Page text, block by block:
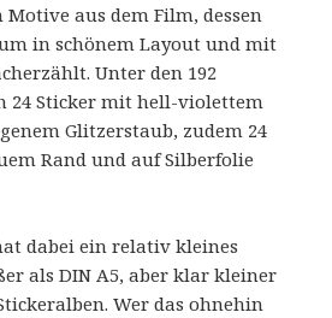
Motive aus dem Film, dessen
in schönem Layout und mit
Unter den 192
24 Sticker mit hell-violettem
Glitzerstaub, zudem 24
Rand und auf Silberfolie
dabei ein relativ kleines
als DIN A5, aber klar kleiner
Wer das ohnehin